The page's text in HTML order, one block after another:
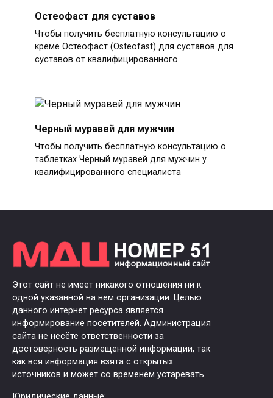
Остеофаст для суставов
Чтобы получить бесплатную консультацию о
креме Остеофаст (Osteofast) для суставов для
суставов от квалифицированного
Черный муравей для мужчин
Чтобы получить бесплатную консультацию о
таблетках Черный муравей для мужчин у
квалифицированного специалиста
Этот сайт не имеет никакого отношения ни к
одной указанной на нем организации. Целью
данного интернет ресурса является
информирование посетителей. Администрация
сайта не несёте ответственности за
достоверность размещенной информации, так
как вся информация взята с открытых
источников и может со временем устаревать.